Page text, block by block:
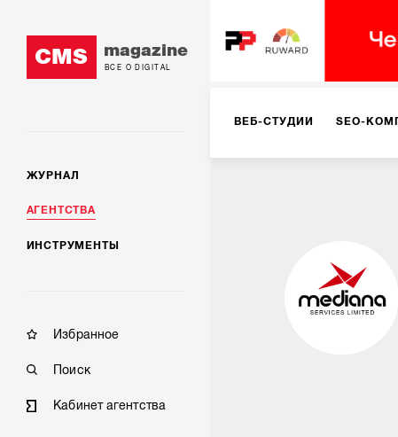
CMS magazine
ВСЕ О DIGITAL
ЖУРНАЛ
АГЕНТСТВА
ИНСТРУМЕНТЫ
Избранное
Поиск
Кабинет агентства
ВЕБ-СТУДИИ SEO-
РЕКЛАМА НА ИНТЕРНЕТ-